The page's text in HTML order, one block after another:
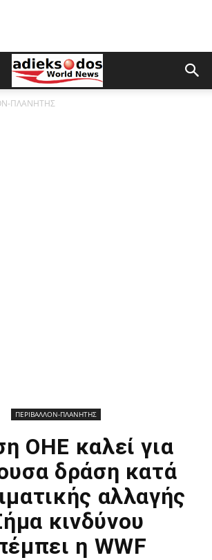
ΠΛΑΝΗΤΗΣ
ΠΕΡΙΒΑΛΛΟΝ-ΠΛΑΝΗΤΗΣ
ΟΗΕ καλεί για
δράση κατά
αλλαγής
κινδύνου
η WWF